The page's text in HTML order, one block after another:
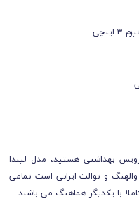
بهداشتی هستید، مدل لیندا
و توالت ایرانی است تمامی
با یکدیگر هماهنگ می باشند.